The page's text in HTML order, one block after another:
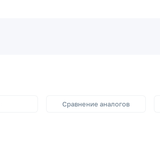
Сравнение аналогов